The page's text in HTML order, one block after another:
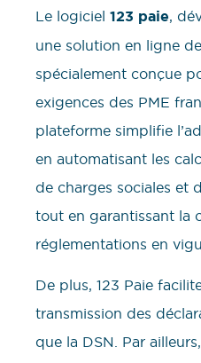
Le logiciel 123 paie,
une solution en ligne
spécialement conçue
exigences des PME
plateforme simplifie
en automatisant les
de charges sociales et
tout en garantissant la
réglementations en
De plus, 123 Paie
transmission des
que la DSN. Par